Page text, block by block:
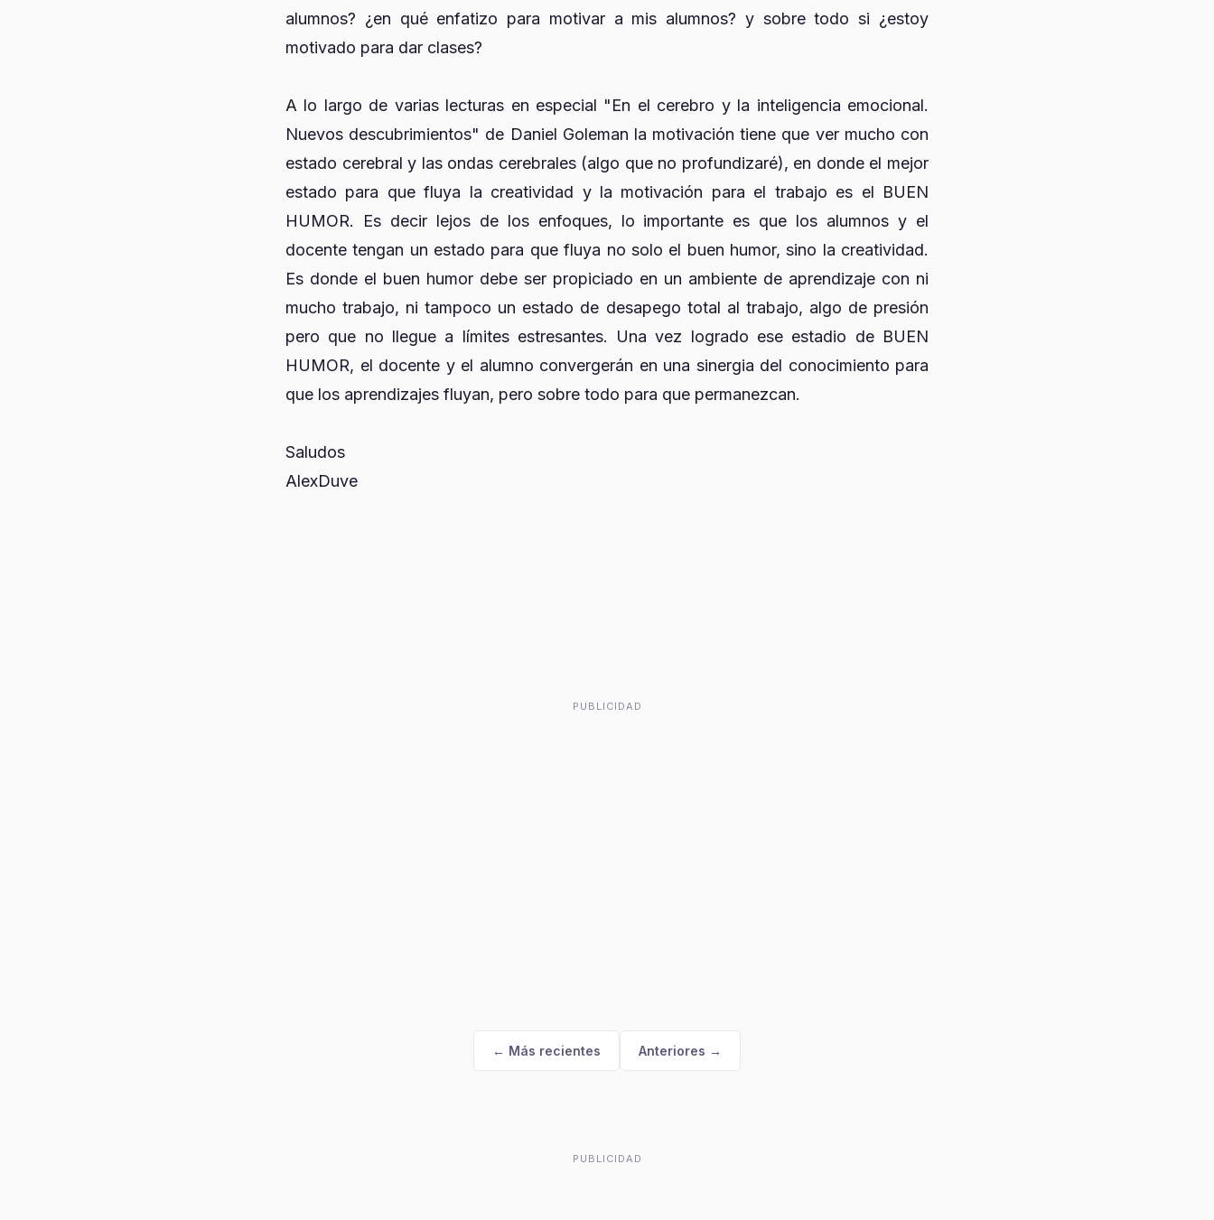
alumnos? ¿en qué enfatizo para motivar a mis alumnos? y sobre todo si ¿estoy
motivado para dar clases?
A lo largo de varias lecturas en especial "En el cerebro y la inteligencia emocional.
Nuevos descubrimientos" de Daniel Goleman la motivación tiene que ver mucho con
estado cerebral y las ondas cerebrales (algo que no profundizaré), en donde el mejor
estado para que fluya la creatividad y la motivación para el trabajo es el BUEN
HUMOR. Es decir lejos de los enfoques, lo importante es que los alumnos y el
docente tengan un estado para que fluya no solo el buen humor, sino la creatividad.
Es donde el buen humor debe ser propiciado en un ambiente de aprendizaje con ni
mucho trabajo, ni tampoco un estado de desapego total al trabajo, algo de presión
pero que no llegue a límites estresantes. Una vez logrado ese estadio de BUEN
HUMOR, el docente y el alumno convergerán en una sinergia del conocimiento para
que los aprendizajes fluyan, pero sobre todo para que permanezcan.
Saludos
AlexDuve
PUBLICIDAD
← Más recientes Anteriores →
PUBLICIDAD